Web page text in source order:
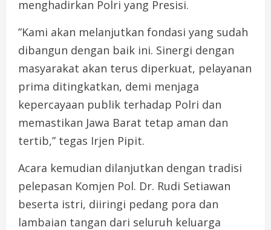
menghadirkan Polri yang Presisi.
​”Kami akan melanjutkan fondasi yang sudah
dibangun dengan baik ini. Sinergi dengan
masyarakat akan terus diperkuat, pelayanan
prima ditingkatkan, demi menjaga
kepercayaan publik terhadap Polri dan
memastikan Jawa Barat tetap aman dan
tertib,” tegas Irjen Pipit.
​Acara kemudian dilanjutkan dengan tradisi
pelepasan Komjen Pol. Dr. Rudi Setiawan
beserta istri, diiringi pedang pora dan
lambaian tangan dari seluruh keluarga